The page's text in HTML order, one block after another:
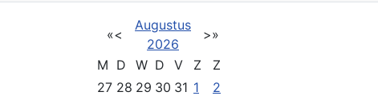
«<
Augustus
2026
>»
M D W D V Z
Z
27 28 29 30 31 1
2